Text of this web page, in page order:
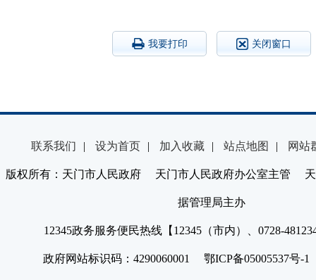
我要打印 关闭窗口
联系我们 | 设为首页 | 加入收藏 | 站点地图 | 网站
版权所有：天门市人民政府 天门市人民政府办公室主管 天
据管理局主办
12345政务服务便民热线【12345（市内）、0728-
政府网站标识码：4290060001 鄂ICP备05005537号